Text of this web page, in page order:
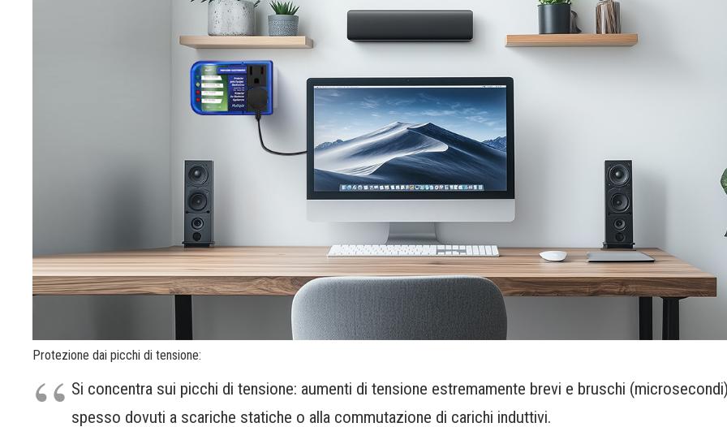
Protezione dai picchi di tensione:
Si concentra sui picchi di tensione: aumenti di tensione estremamente brevi e bruschi
spesso dovuti a scariche statiche o alla commutazione di carichi induttivi.